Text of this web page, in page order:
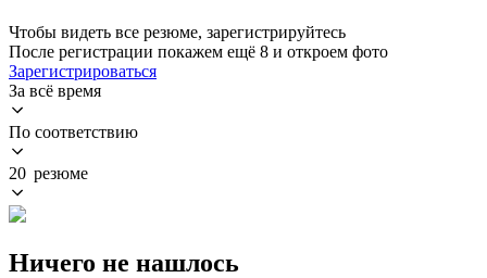
Чтобы видеть все резюме, зарегистрируйтесь
После регистрации покажем ещё 8 и откроем фото
Зарегистрироваться
За всё время
По соответствию
20 резюме
Ничего не нашлось